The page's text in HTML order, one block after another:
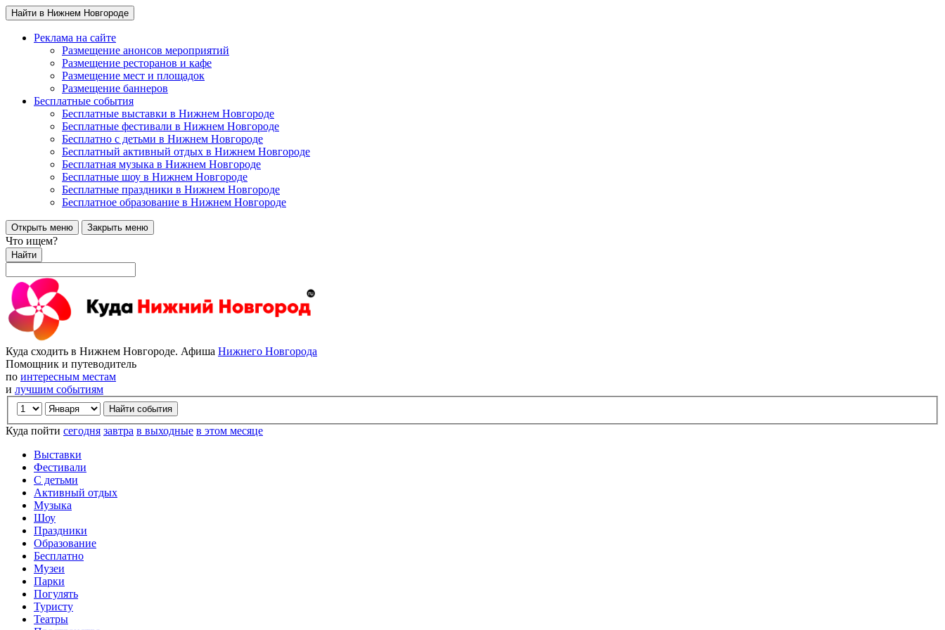
Найти в Нижнем Новгороде
Реклама на сайте
Размещение анонсов мероприятий
Размещение ресторанов и кафе
Размещение мест и площадок
Размещение баннеров
Бесплатные события
Бесплатные выставки в Нижнем Новгороде
Бесплатные фестивали в Нижнем Новгороде
Бесплатно с детьми в Нижнем Новгороде
Бесплатный активный отдых в Нижнем Новгороде
Бесплатная музыка в Нижнем Новгороде
Бесплатные шоу в Нижнем Новгороде
Бесплатные праздники в Нижнем Новгороде
Бесплатное образование в Нижнем Новгороде
Открыть меню Закрыть меню
Что ищем?
Найти
Куда сходить в Нижнем Новгороде. Афиша Нижнего Новгорода
Помощник и путеводитель
по интересным местам
и лучшим событиям
Куда пойти сегодня завтра в выходные в этом месяце
Выставки
Фестивали
С детьми
Активный отдых
Музыка
Шоу
Праздники
Образование
Бесплатно
Музеи
Парки
Погулять
Туристу
Театры